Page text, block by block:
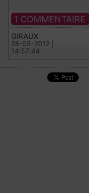
1 COMMENTAIRE
GIRAUX
28-05-2012 |
14:57:44